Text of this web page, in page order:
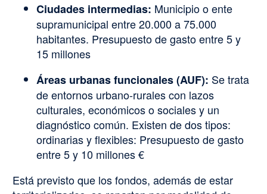
Ciudades intermedias: Municipio o ente
supramunicipal entre 20.000 a 75.000
habitantes. Presupuesto de gasto entre 5 y
15 millones
Áreas urbanas funcionales (AUF): Se trata
de entornos urbano-rurales con lazos
culturales, económicos o sociales y un
diagnóstico común. Existen de dos tipos:
ordinarias y flexibles: Presupuesto de gasto
entre 5 y 10 millones €
Está previsto que los fondos, además de estar